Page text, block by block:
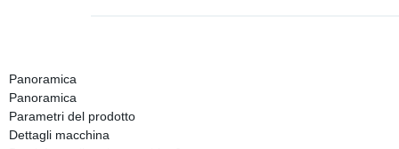
Panoramica
Panoramica
Parametri del prodotto
Dettagli macchina